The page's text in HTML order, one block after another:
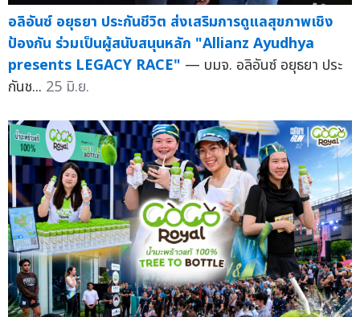
อลิอันซ์ อยุธยา ประกันชีวิต ส่งเสริมการดูแลสุขภาพเชิง
ป้องกัน ร่วมเป็นผู้สนับสนุนหลัก "Allianz Ayudhya
presents LEGACY RACE" — บมจ. อลิอันซ์ อยุธยา ประ
กันช... 25 มิ.ย.